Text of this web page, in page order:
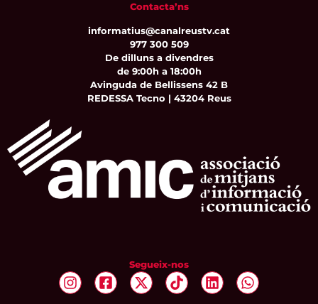
Contacta’ns
informatius@canalreustv.cat
977 300 509
De dilluns a divendres
de 9:00h a 18:00h
Avinguda de Bellissens 42 B
REDESSA Tecno | 43204 Reus
Segueix-nos